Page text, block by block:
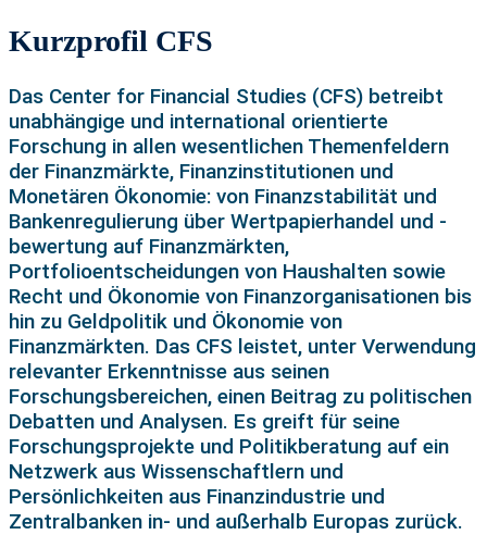
Kurzprofil CFS
Das Center for Financial Studies (CFS) betreibt
unabhängige und international orientierte
Forschung in allen wesentlichen Themenfeldern
der Finanzmärkte, Finanzinstitutionen und
Monetären Ökonomie: von Finanzstabilität und
Bankenregulierung über Wertpapierhandel und -
bewertung auf Finanzmärkten,
Portfolioentscheidungen von Haushalten sowie
Recht und Ökonomie von Finanzorganisationen bis
hin zu Geldpolitik und Ökonomie von
Finanzmärkten. Das CFS leistet, unter Verwendung
relevanter Erkenntnisse aus seinen
Forschungsbereichen, einen Beitrag zu politischen
Debatten und Analysen. Es greift für seine
Forschungsprojekte und Politikberatung auf ein
Netzwerk aus Wissenschaftlern und
Persönlichkeiten aus Finanzindustrie und
Zentralbanken in- und außerhalb Europas zurück.